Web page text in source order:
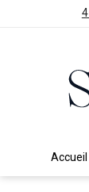
Accueil